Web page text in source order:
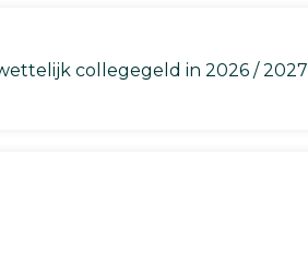
collegegeld in 2026 / 2027